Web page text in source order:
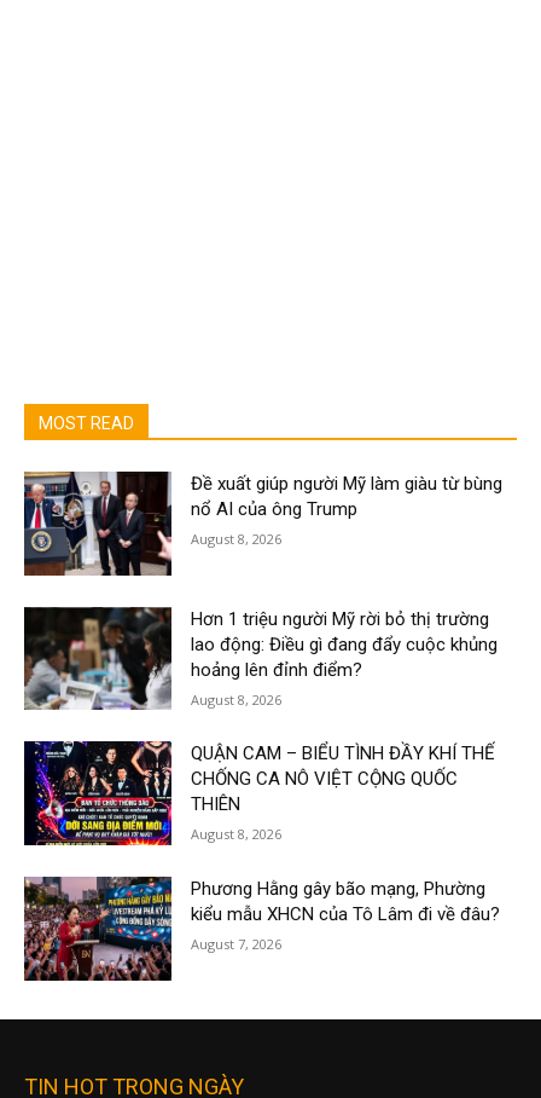
MOST READ
Đề xuất giúp người Mỹ làm giàu từ bùng
nổ AI của ông Trump
August 8, 2026
Hơn 1 triệu người Mỹ rời bỏ thị trường
lao động: Điều gì đang đẩy cuộc khủng
hoảng lên đỉnh điểm?
August 8, 2026
QUẬN CAM – BIỂU TÌNH ĐẦY KHÍ THẾ
CHỐNG CA NÔ VIỆT CỘNG QUỐC
THIÊN
August 8, 2026
Phương Hằng gây bão mạng, Phường
kiểu mẫu XHCN của Tô Lâm đi về đâu?
August 7, 2026
TIN HOT TRONG NGÀY